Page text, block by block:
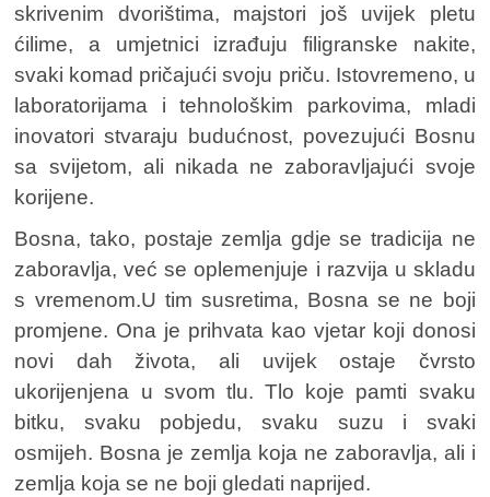
skrivenim dvorištima, majstori još uvijek pletu
ćilime, a umjetnici izrađuju filigranske nakite,
svaki komad pričajući svoju priču. Istovremeno, u
laboratorijama i tehnološkim parkovima, mladi
inovatori stvaraju budućnost, povezujući Bosnu
sa svijetom, ali nikada ne zaboravljajući svoje
korijene.
Bosna, tako, postaje zemlja gdje se tradicija ne
zaboravlja, već se oplemenjuje i razvija u skladu
s vremenom.U tim susretima, Bosna se ne boji
promjene. Ona je prihvata kao vjetar koji donosi
novi dah života, ali uvijek ostaje čvrsto
ukorijenjena u svom tlu. Tlo koje pamti svaku
bitku, svaku pobjedu, svaku suzu i svaki
osmijeh. Bosna je zemlja koja ne zaboravlja, ali i
zemlja koja se ne boji gledati naprijed.